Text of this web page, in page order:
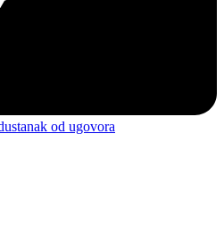
od ugovora